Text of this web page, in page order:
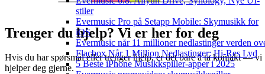
stiler
Evermusic Pro på Setapp Mobile: Skymusikk for
iOS
Evermusic når 11 millioner nedlastinger verden
Flacbox Når 1 Million Nedlastinger: Hi-Res Lyd
5 Beste iPhone Musikkspiller-apper i 2025
Trenger du hjelp? Vi er her for deg
Hvis du har spørsmål eller trenger hjelp, er det bare å ta kontakt — vi
hjelper deg gjerne.